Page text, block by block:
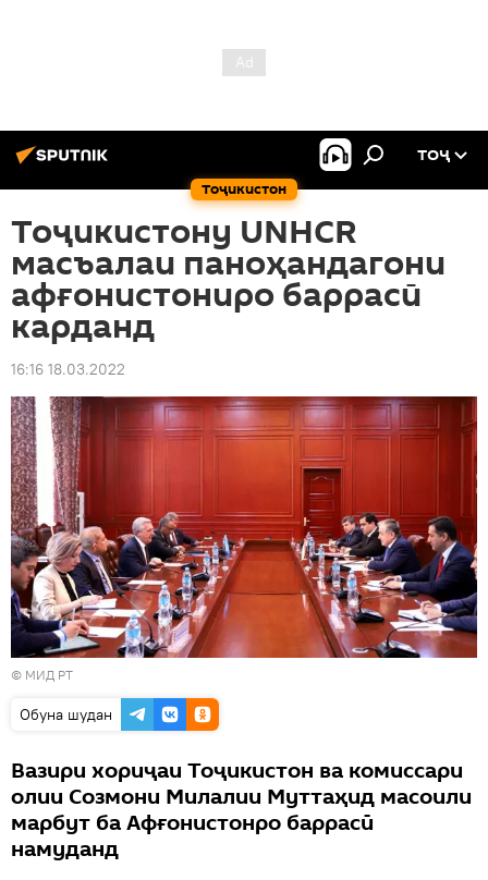
Тоҷикистон
ТОҶ
Тоҷикистону UNHCR
масъалаи паноҳандагони
афғонистониро баррасӣ
карданд
16:16 18.03.2022
© МИД РТ
Обуна шудан
Вазири хориҷаи Тоҷикистон ва комиссари
олии Созмони Милалии Муттаҳид масоили
марбут ба Афғонистонро баррасӣ
намуданд